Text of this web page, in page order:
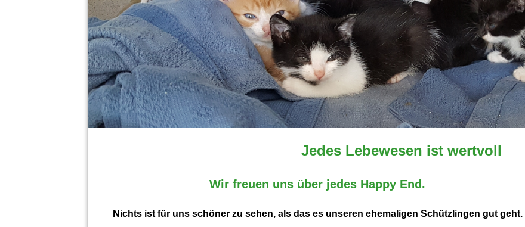
Jedes Lebewesen ist wertvoll
Wir freuen uns über jedes Happy End.
Nichts ist für uns schöner zu sehen, als das es unseren ehemaligen Schützlingen gut geht.